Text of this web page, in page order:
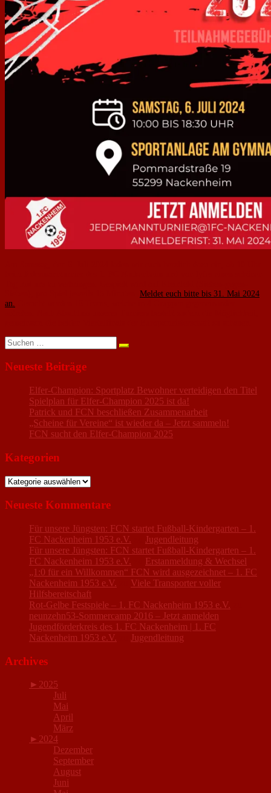
Meldet euch bitte bis 31. Mai 2024
an.
Suchen
nach:
Neueste Beiträge
Elfer-Champion: Sportplatz Bewohner verteidigen den Titel
Spielplan für Elfer-Champion 2025 ist da!
Patrick und FCN beschließen Zusammenarbeit
„Scheine für Vereine“ ist wieder da – Jetzt sammeln!
FCN sucht den Elfer-Champion 2025
Kategorien
Kategorien
Neueste Kommentare
Für unsere Jüngsten: FCN startet Fußball-Kindergarten – 1.
FC Nackenheim 1953 e.V.
Jugendleitung
Für unsere Jüngsten: FCN startet Fußball-Kindergarten – 1.
FC Nackenheim 1953 e.V.
Erstanmeldung & Wechsel
„1:0 für ein Willkommen“ FCN wird ausgezeichnet – 1. FC
Nackenheim 1953 e.V.
Viele Transporter voller
Hilfsbereitschaft
Rot-Gelbe Festspiele – 1. FC Nackenheim 1953 e.V.
neunzehn53-Sommercamp 2016 – Jetzt anmelden
Jugendförderkreis des 1. FC Nackenheim | 1. FC
Nackenheim 1953 e.V.
Jugendleitung
Archives
► 2025
Juli
Mai
April
März
► 2024
Dezember
September
August
Juni